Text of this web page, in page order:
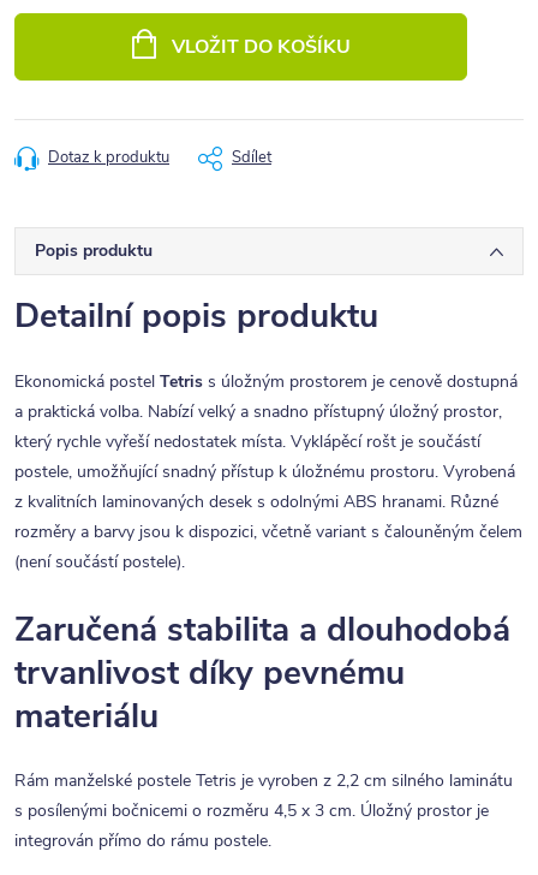
VLOŽIT DO KOŠÍKU
Dotaz k produktu Sdílet
Popis produktu
Detailní popis produktu
Ekonomická postel Tetris s úložným prostorem je cenově dostupná
a praktická volba. Nabízí velký a snadno přístupný úložný prostor,
který rychle vyřeší nedostatek místa. Vyklápěcí rošt je součástí
postele, umožňující snadný přístup k úložnému prostoru. Vyrobená
z kvalitních laminovaných desek s odolnými ABS hranami. Různé
rozměry a barvy jsou k dispozici, včetně variant s čalouněným čelem
(není součástí postele).
Zaručená stabilita a dlouhodobá
trvanlivost díky pevnému
materiálu
Rám manželské postele Tetris je vyroben z 2,2 cm silného laminátu
s posílenými bočnicemi o rozměru 4,5 x 3 cm. Úložný prostor je
integrován přímo do rámu postele.